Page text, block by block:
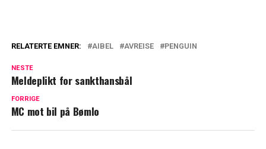
RELATERTE EMNER: AIBEL AVREISE PENGUIN
NESTE
Meldeplikt for sankthansbål
FORRIGE
MC mot bil på Bømlo